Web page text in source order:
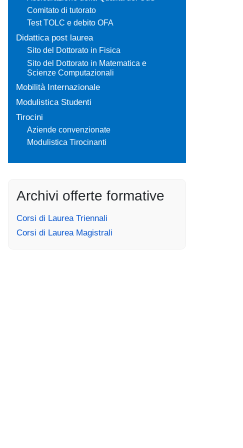
Comitato di tutorato
Test TOLC e debito OFA
Didattica post laurea
Sito del Dottorato in Fisica
Sito del Dottorato in Matematica e
Scienze Computazionali
Mobilità Internazionale
Modulistica Studenti
Tirocini
Aziende convenzionate
Modulistica Tirocinanti
Archivi offerte formative
Corsi di Laurea Triennali
Corsi di Laurea Magistrali